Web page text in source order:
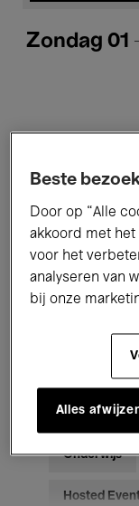
Zondag 01
Alle
Jazz
Voor
Onderwijs
Hosted
Beste
Door op “Alle
akkoord met het
voor het
analyseren van
bij onze
Alles